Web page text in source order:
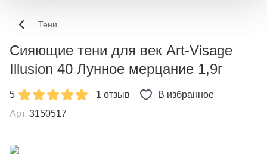
Тени
Сияющие тени для век Art-Visage
Illusion 40 Лунное мерцание 1,9г
5 1 отзыв
В избранное
Арт. 3150517